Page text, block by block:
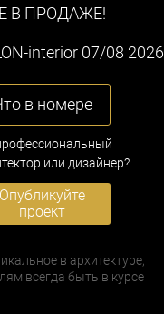
В ПРОДАЖЕ!
interior 07/08 2026
в номере
или дизайнер?
Опубликуйте
проект
в архитектуре,
всегда быть в курсе